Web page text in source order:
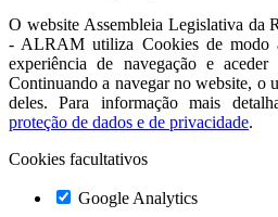
O website Assembleia Legislativa da
- ALRAM utiliza Cookies de modo
experiência de navegação e
Continuando a navegar no website, o
deles. Para informação mais
proteção de dados e de privacidade.
Cookies facultativos
Google Analytics